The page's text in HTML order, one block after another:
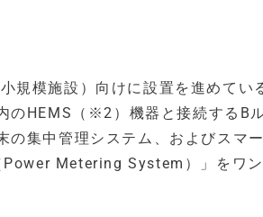
規模施設）向けに設置を進めてい
のHEMS（※2）機器と接続するB
集中管理システム、およびスマ
Metering System）」をワン